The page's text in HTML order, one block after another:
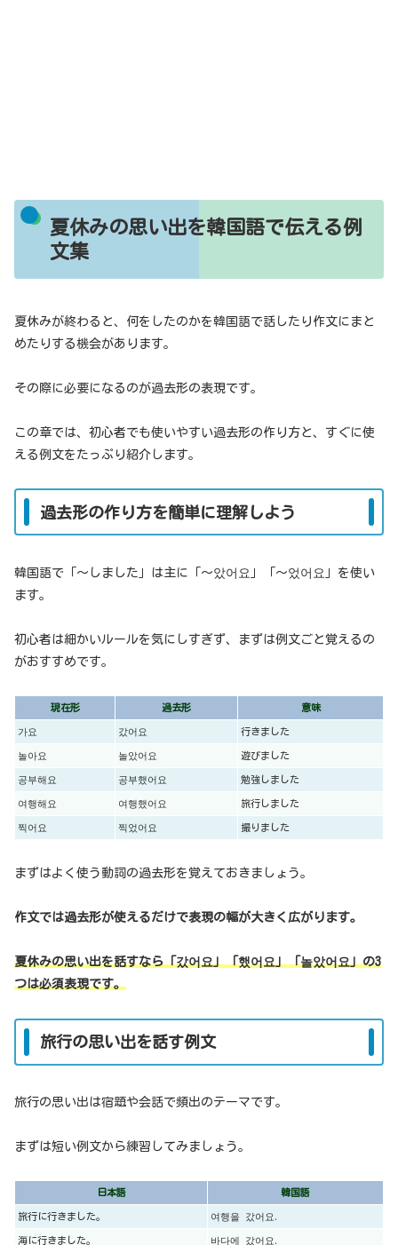
夏休みの思い出を韓国語で伝える例
文集
夏休みが終わると、何をしたのかを韓国語で話したり作文にまと
めたりする機会があります。
その際に必要になるのが過去形の表現です。
この章では、初心者でも使いやすい過去形の作り方と、すぐに使
える例文をたっぷり紹介します。
過去形の作り方を簡単に理解しよう
韓国語で「〜しました」は主に「〜았어요」「〜었어요」を使い
ます。
初心者は細かいルールを気にしすぎず、まずは例文ごと覚えるの
がおすすめです。
現在形 過去形 意味
가요 갔어요 行きました
놀아요 놀았어요 遊びました
공부해요 공부했어요 勉強しました
여행해요 여행했어요 旅行しました
찍어요 찍었어요 撮りました
まずはよく使う動詞の過去形を覚えておきましょう。
作文では過去形が使えるだけで表現の幅が大きく広がります。
夏休みの思い出を話すなら「갔어요」「했어요」「놀았어요」の3
つは必須表現です。
旅行の思い出を話す例文
旅行の思い出は宿題や会話で頻出のテーマです。
まずは短い例文から練習してみましょう。
日本語 韓国語
旅行に行きました。 여행을 갔어요.
海に行きました。 바다에 갔어요.